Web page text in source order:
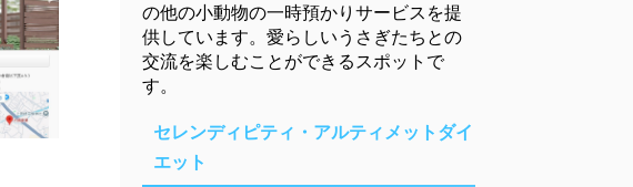
の他の小動物の一時預かりサービスを提
供しています。愛らしいうさぎたちとの
交流を楽しむことができるスポットで
す。
セレンディピティ・アルティメットダイ
エット